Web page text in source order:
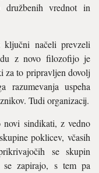
družbenih vrednot in
načeli prevzeli
z novo filozofijo je
za to pripravljen dovolj
razumevanja uspeha
Tudi organizacij.
novi sindikati, z vedno
poklicev, včasih
se skupin
zapirajo, s tem pa